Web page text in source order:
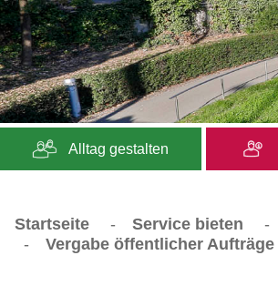
Alltag gestalten
Startseite - Service bieten -
-
Vergabe öffentlicher Aufträge